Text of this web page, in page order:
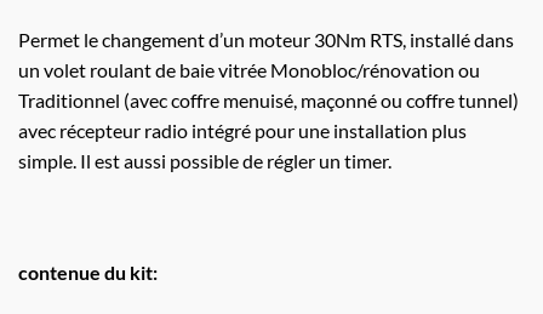
Permet le changement d’un moteur 30Nm RTS, installé dans
un volet roulant de baie vitrée Monobloc/rénovation ou
Traditionnel (avec coffre menuisé, maçonné ou coffre tunnel)
avec récepteur radio intégré pour une installation plus
simple. Il est aussi possible de régler un timer.
contenue du kit: